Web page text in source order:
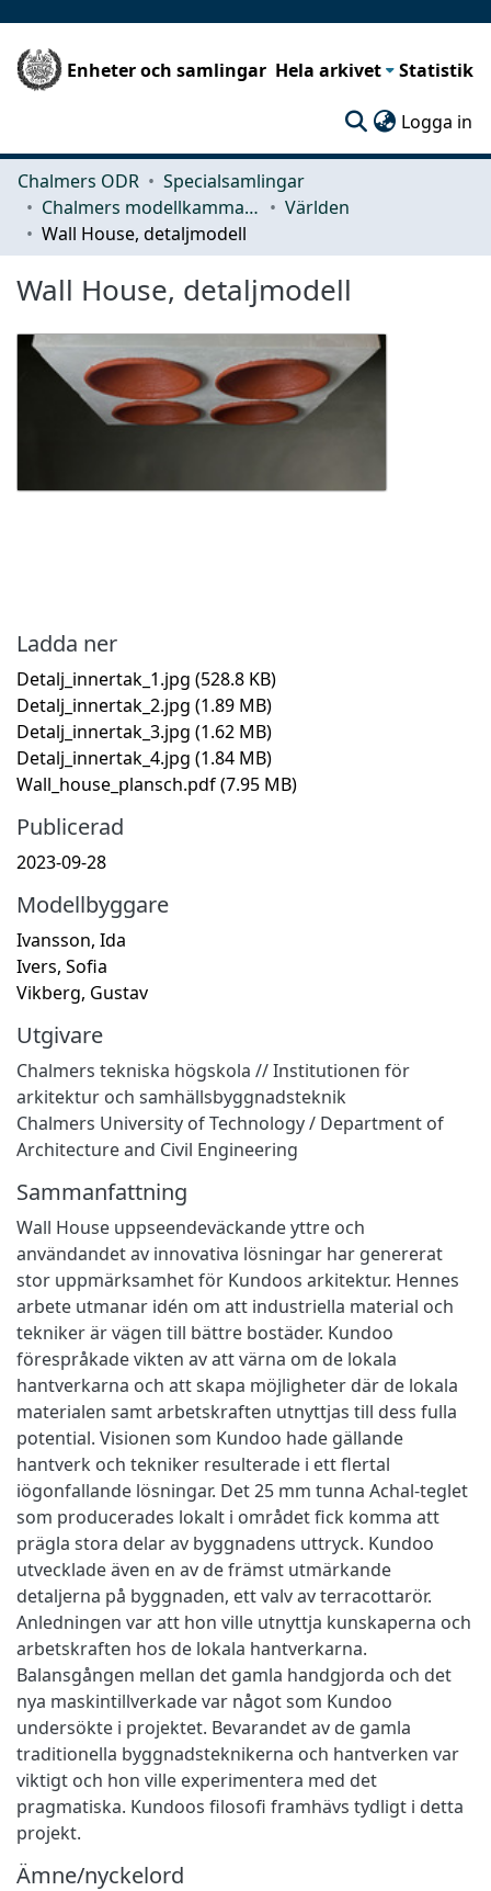
Enheter och samlingar Hela arkivet Statistik
Logga in
Chalmers ODR
Specialsamlingar
Chalmers modellkammare
Världen
Wall House, detaljmodell
Wall House, detaljmodell
Ladda ner
Detalj_innertak_1.jpg (528.8 KB)
Detalj_innertak_2.jpg (1.89 MB)
Detalj_innertak_3.jpg (1.62 MB)
Detalj_innertak_4.jpg (1.84 MB)
Wall_house_plansch.pdf(7.95 MB)
Publicerad
2023-09-28
Modellbyggare
Ivansson, Ida
Ivers, Sofia
Vikberg, Gustav
Utgivare
Chalmers tekniska högskola // Institutionen för
arkitektur och samhällsbyggnadsteknik
Chalmers University of Technology / Department of
Architecture and Civil Engineering
Sammanfattning
Wall House uppseendeväckande yttre och
användandet av innovativa lösningar har genererat
stor uppmärksamhet för Kundoos arkitektur. Hennes
arbete utmanar idén om att industriella material och
tekniker är vägen till bättre bostäder. Kundoo
förespråkade vikten av att värna om de lokala
hantverkarna och att skapa möjligheter där de lokala
materialen samt arbetskraften utnyttjas till dess fulla
potential. Visionen som Kundoo hade gällande
hantverk och tekniker resulterade i ett flertal
iögonfallande lösningar. Det 25 mm tunna Achal-teglet
som producerades lokalt i området fick komma att
prägla stora delar av byggnadens uttryck. Kundoo
utvecklade även en av de främst utmärkande
detaljerna på byggnaden, ett valv av terracottarör.
Anledningen var att hon ville utnyttja kunskaperna och
arbetskraften hos de lokala hantverkarna.
Balansgången mellan det gamla handgjorda och det
nya maskintillverkade var något som Kundoo
undersökte i projektet. Bevarandet av de gamla
traditionella byggnadsteknikerna och hantverken var
viktigt och hon ville experimentera med det
pragmatiska. Kundoos filosofi framhävs tydligt i detta
projekt.
Ämne/nyckelord